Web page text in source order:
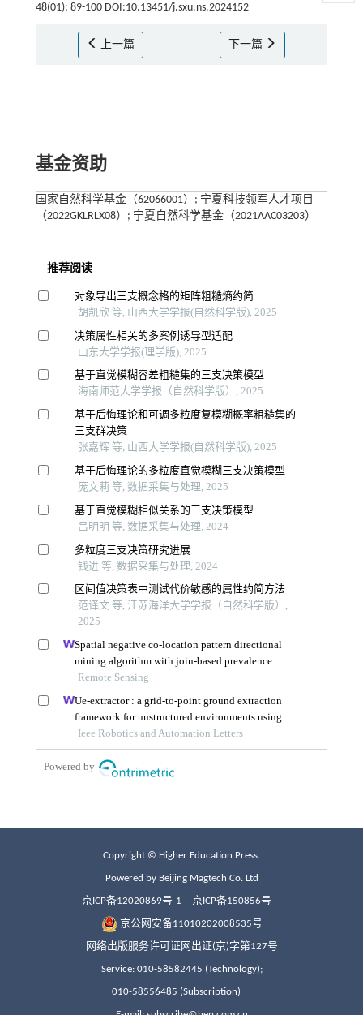
48(01): 89-100 DOI:10.13451/j.sxu.ns.2024152
上一篇 下一篇
基金资助
国家自然科学基金（62066001）; 宁夏科技领军人才项目
（2022GKLRLX08）; 宁夏自然科学基金（2021AAC03203）
Copyright © Higher Education Press.
Powered by Beijing Magtech Co. Ltd
京ICP备12020869号-1 京ICP备150856号
京公网安备11010202008535号
网络出版服务许可证网出证(京)字第127号
Service: 010-58582445 (Technology);
010-58556485 (Subscription)